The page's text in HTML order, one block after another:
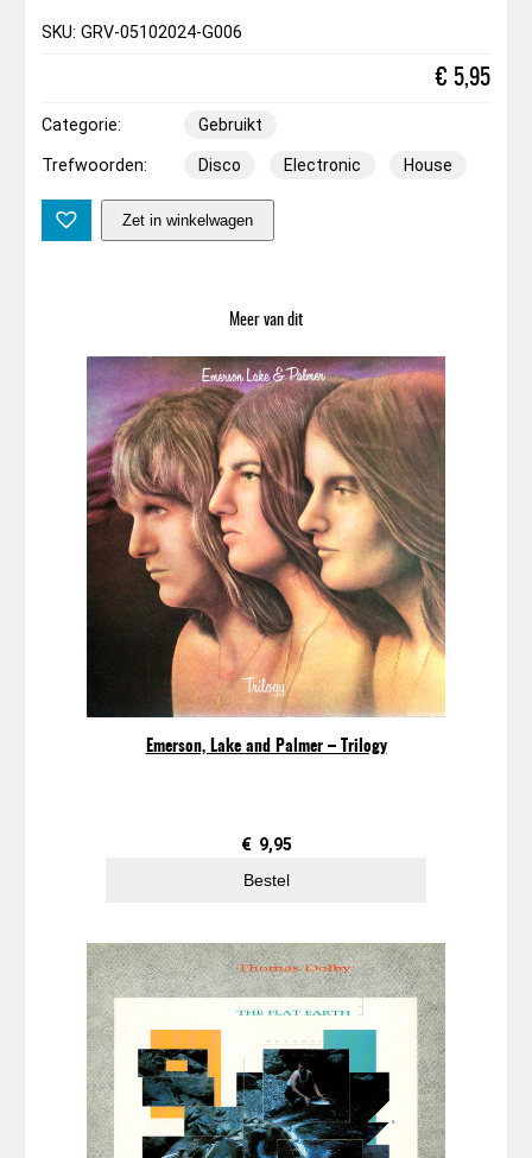
SKU: GRV-05102024-G006
€ 5,95
Categorie: Gebruikt
Trefwoorden: Disco Electronic House
a
o
s
–
I
t
a
l
o
R
e
m
i
x
,
v
o
l
(
2
M
a
x
i
s
i
n
g
l
Zet in winkelwagen
Meer van dit
Emerson, Lake and Palmer – Trilogy
€ 9,95
Bestel